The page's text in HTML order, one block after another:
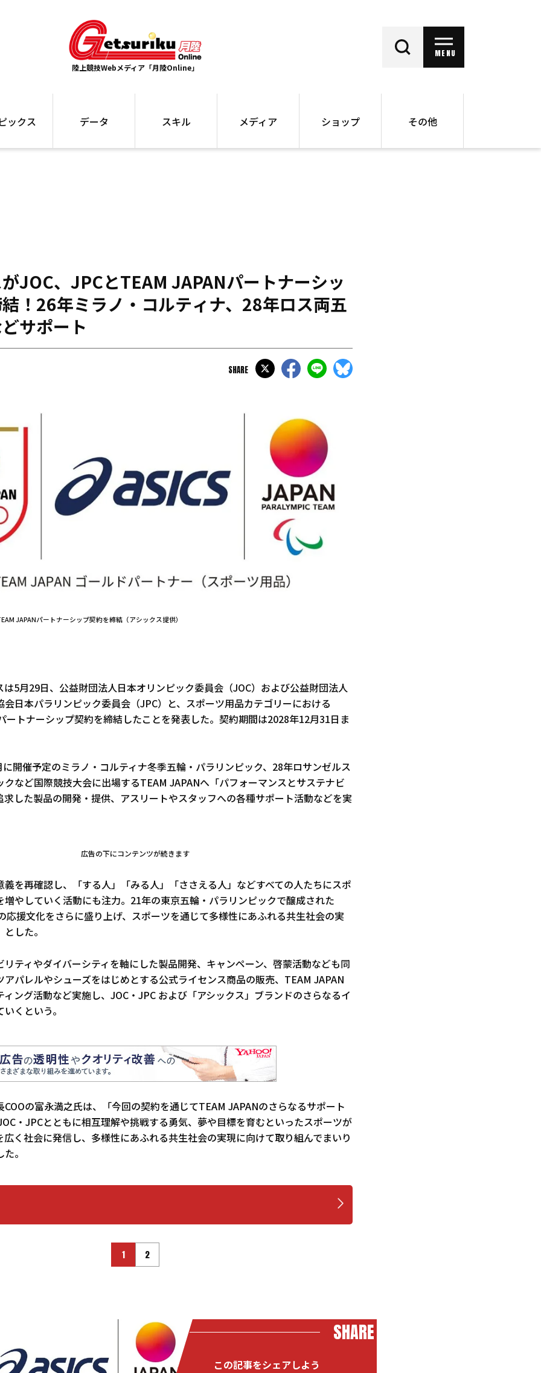
陸上競技Webメディア「月陸Online」
MENU
ックス データ
日本学連加盟大学
スキル メディア ショップ その他
JOC、JPCとTEAM JAPANパートナーシッ
！26年ミラノ・コルティナ、28年ロス両五
サポート
SHARE
JAPANパートナーシップ契約を締結（アシックス提供）
は5月29日、公益財団法人日本オリンピック委員会（JOC）および公益財団法人
会日本パラリンピック委員会（JPC）と、スポーツ用品カテゴリーにおける
ートナーシップ契約を締結したことを発表した。契約期間は2028年12月31日ま
開催予定のミラノ・コルティナ冬季五輪・パラリンピック、28年ロサンゼルス
クなど国際競技大会に出場するTEAM JAPANへ「パフォーマンスとサステナビ
求した製品の開発・提供、アスリートやスタッフへの各種サポート活動などを実
広告の下にコンテンツが続きます
義を再確認し、「する人」「みる人」「ささえる人」などすべての人たちにスポ
増やしていく活動にも注力。21年の東京五輪・パラリンピックで醸成された
応援文化をさらに盛り上げ、スポーツを通じて多様性にあふれる共生社会の実
した。
リティやダイバーシティを軸にした製品開発、キャンペーン、啓蒙活動なども同
アパレルやシューズをはじめとする公式ライセンス商品の販売、TEAM JAPAN
ィング活動など実施し、JOC・JPC および「アシックス」ブランドのさらなるイ
くという。
COOの富永満之氏は、「今回の契約を通じてTEAM JAPANのさらなるサポート
・JPCとともに相互理解や挑戦する勇気、夢や目標を育むといったスポーツが
広く社会に発信し、多様性にあふれる共生社会の実現に向けて取り組んでまいり
。
1 2
SHARE
この記事をシェアしよう